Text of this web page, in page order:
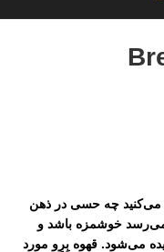
می‌کنید چه حسی در ذهن
می‌رسد خوشمزه باشد و
می‌شود. قهوه بِرِو مورد